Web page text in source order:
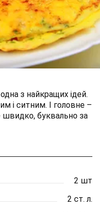
з найкращих ідей.
і ситним. І головне –
швидко, буквально за
2 шт
2 ст. л.